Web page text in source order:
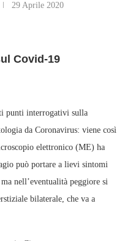
29 Aprile 2020
Covid-19
punti interrogativi sulla
da Coronavirus: viene così
elettronico (ME) ha
può portare a lievi sintomi
nell’eventualità peggiore si
bilaterale, che va a